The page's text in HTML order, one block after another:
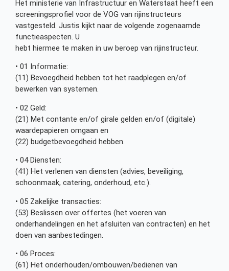
Het ministerie van Infrastructuur en Waterstaat heeft een
screeningsprofiel voor de VOG van rijinstructeurs
vastgesteld. Justis kijkt naar de volgende zogenaamde
functieaspecten. U
hebt hiermee te maken in uw beroep van rijinstructeur.
• 01 Informatie:
(11) Bevoegdheid hebben tot het raadplegen en/of
bewerken van systemen.
• 02 Geld:
(21) Met contante en/of girale gelden en/of (digitale)
waardepapieren omgaan en
(22) budgetbevoegdheid hebben.
• 04 Diensten:
(41) Het verlenen van diensten (advies, beveiliging,
schoonmaak, catering, onderhoud, etc.).
• 05 Zakelijke transacties:
(53) Beslissen over offertes (het voeren van
onderhandelingen en het afsluiten van contracten) en het
doen van aanbestedingen.
• 06 Proces:
(61) Het onderhouden/ombouwen/bedienen van